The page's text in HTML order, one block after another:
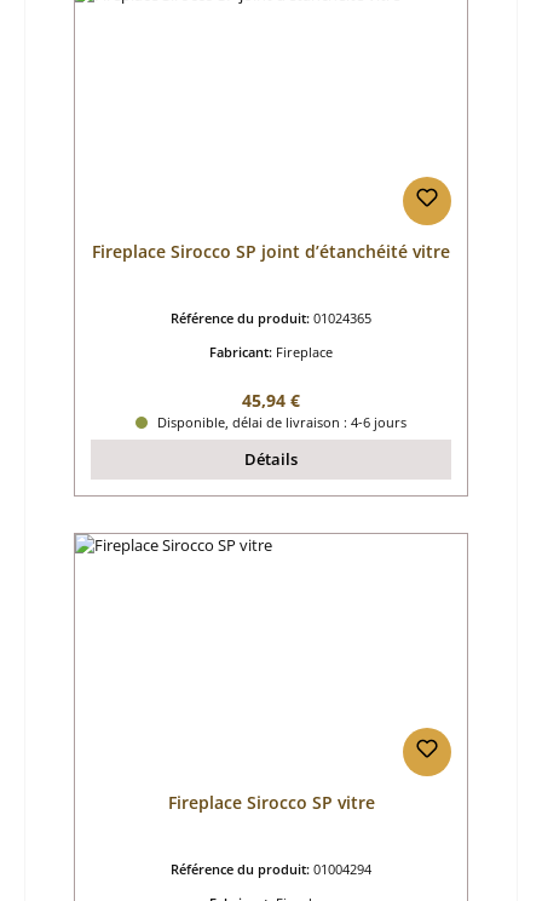
Fireplace Sirocco SP joint d’étanchéité vitre
Référence du produit: 01024365
Fabricant: Fireplace
Prix régulier :
45,94 €
Disponible, délai de livraison : 4-6 jours
Détails
Fireplace Sirocco SP vitre
Référence du produit: 01004294